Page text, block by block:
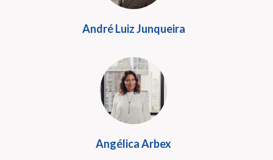
André Luiz Junqueira
Angélica Arbex